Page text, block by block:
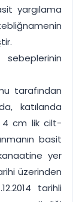
yargılama
tarafından
katılanda
4 cm lik cilt-
basit
yer
üzerinden
tarihli